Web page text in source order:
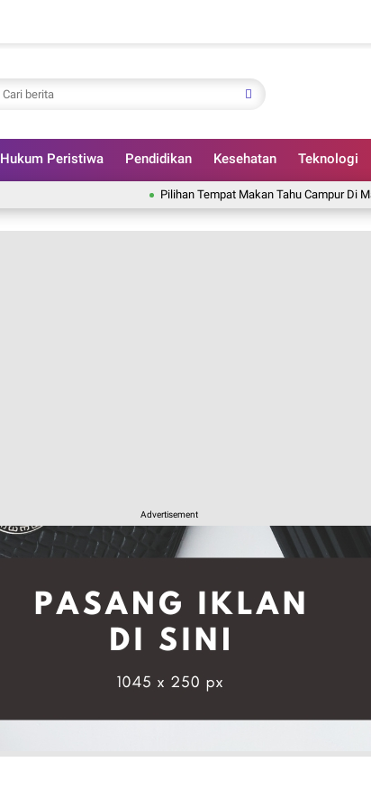
Hukum Peristiwa Pendidikan Kesehatan Teknologi
Pilihan Tempat Makan Tahu Campur Di Malang,
Advertisement